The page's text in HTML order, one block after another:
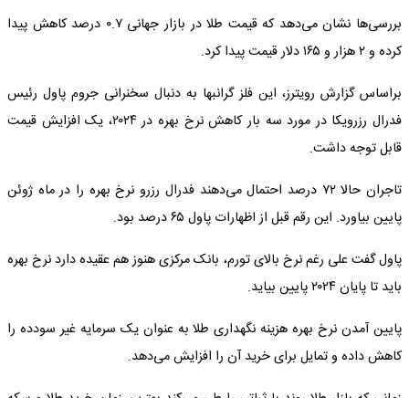
بررسی‌ها نشان می‌دهد که قیمت طلا در بازار جهانی ۰.۷ درصد کاهش پیدا
کرده و ۲ هزار و ۱۶۵ دلار قیمت پیدا کرد.
براساس گزارش رویترز، این فلز گرانبها به دنبال سخنرانی جروم پاول رئیس
فدرال رزرویکا در مورد سه بار کاهش نرخ بهره در ۲۰۲۴، یک افزایش قیمت
قابل توجه داشت.
تاجران حالا ۷۲ درصد احتمال می‌دهند فدرال رزرو نرخ بهره را در ماه ژوئن
پایین بیاورد. این رقم قبل از اظهارات پاول ۶۵ درصد بود.
پاول گفت علی رغم نرخ بالای تورم، بانک مرکزی هنوز هم عقیده دارد نرخ بهره
باید تا پایان ۲۰۲۴ پایین بیاید.
پایین آمدن نرخ بهره هزینه نگهداری طلا به عنوان یک سرمایه غیر سودده را
کاهش داده و تمایل برای خرید آن را افزایش می‌دهد.